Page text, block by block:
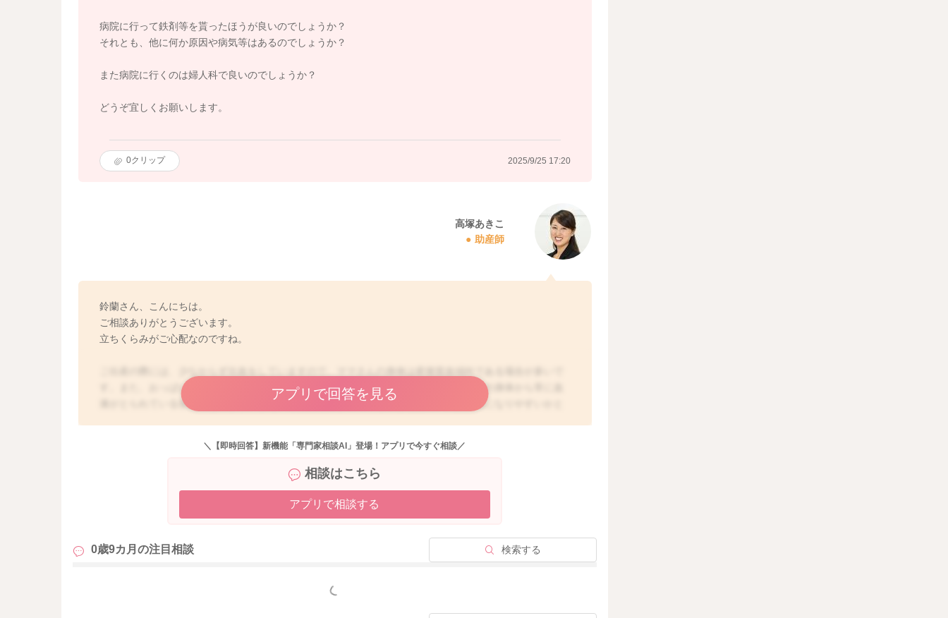
病院に行って鉄剤等を貰ったほうが良いのでしょうか？
それとも、他に何か原因や病気等はあるのでしょうか？
また病院に行くのは婦人科で良いのでしょうか？
どうぞ宜しくお願いします。
0クリップ 2025/9/25 17:20
高塚あきこ
助産師
鈴蘭さん、こんにちは。
ご相談ありがとうございます。
立ちくらみがご心配なのですね。
す。また、おっぱいは血液から作られていることもあり、授乳をしていると、ママさんの身体から常に血
液がとられている状態になります。また、産後は悪露が出ていることもあり、尚更貧血になりやすいかと
ならない場合には、やはり自覚のないうちに貧血になっていたりすることもあるのかもしれませんね。鉄
剤などを処方してもらった方がいい場合もありますので、おかかりつけの婦人科、または内科でご相談な
アプリで回答を見る
2025/9/26 15:10
＼【即時回答】新機能「専門家相談AI」登場！アプリで今すぐ相談／
相談はこちら
アプリで相談する
0歳9カ月の注目相談 検索する
もっと見る